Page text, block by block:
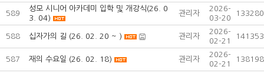
589
성모 시니어 아카데미 입학 및 개강식(26. 0
3. 04)
관리자
2026-
03-20
133280
588 십자가의 길 (26. 02. 20 ~ ) 관리자
2026-
02-21
141353
587 재의 수요일 (26. 02. 18) 관리자
2026-
02-21
138198